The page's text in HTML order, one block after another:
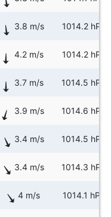
3.8 m/s 1014.2 hPa
4.2 m/s 1014.2 hPa
3.7 m/s 1014.5 hPa
3.9 m/s 1014.6 hPa
3.4 m/s 1014.5 hPa
3.4 m/s 1014.3 hPa
4 m/s 1014.1 hPa